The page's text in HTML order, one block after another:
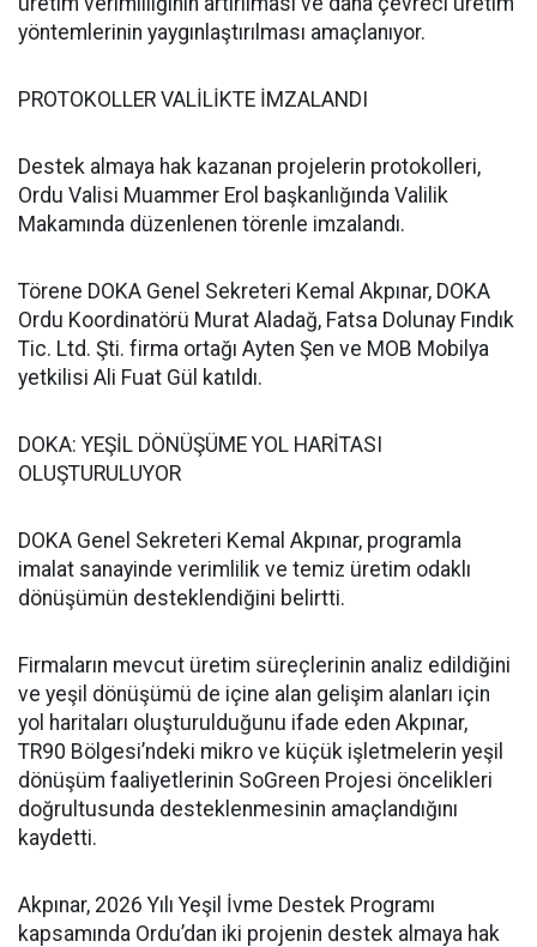
yöntemlerinin yaygınlaştırılması amaçlanıyor.
PROTOKOLLER VALİLİKTE İMZALANDI
Destek almaya hak kazanan projelerin protokolleri,
Ordu Valisi Muammer Erol başkanlığında Valilik
Makamında düzenlenen törenle imzalandı.
Törene DOKA Genel Sekreteri Kemal Akpınar, DOKA
Ordu Koordinatörü Murat Aladağ, Fatsa Dolunay Fındık
Tic. Ltd. Şti. firma ortağı Ayten Şen ve MOB Mobilya
yetkilisi Ali Fuat Gül katıldı.
DOKA: YEŞİL DÖNÜŞÜME YOL HARİTASI
OLUŞTURULUYOR
DOKA Genel Sekreteri Kemal Akpınar, programla
imalat sanayinde verimlilik ve temiz üretim odaklı
dönüşümün desteklendiğini belirtti.
Firmaların mevcut üretim süreçlerinin analiz edildiğini
ve yeşil dönüşümü de içine alan gelişim alanları için
yol haritaları oluşturulduğunu ifade eden Akpınar,
TR90 Bölgesi’ndeki mikro ve küçük işletmelerin yeşil
dönüşüm faaliyetlerinin SoGreen Projesi öncelikleri
doğrultusunda desteklenmesinin amaçlandığını
kaydetti.
Akpınar, 2026 Yılı Yeşil İvme Destek Programı
kapsamında Ordu’dan iki projenin destek almaya hak